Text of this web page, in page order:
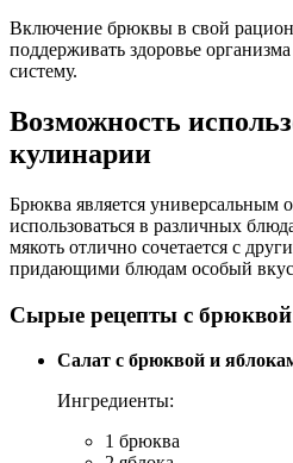
Включение брюквы в свой
поддерживать здоровье
систему.
Возможность
кулинарии
Брюква является универсальным
использоваться в различных
мякоть отлично сочетается с
придающими блюдам особый вкус
Сырые рецепты с брюквой
Салат с брюквой и
Ингредиенты:
1 брюква